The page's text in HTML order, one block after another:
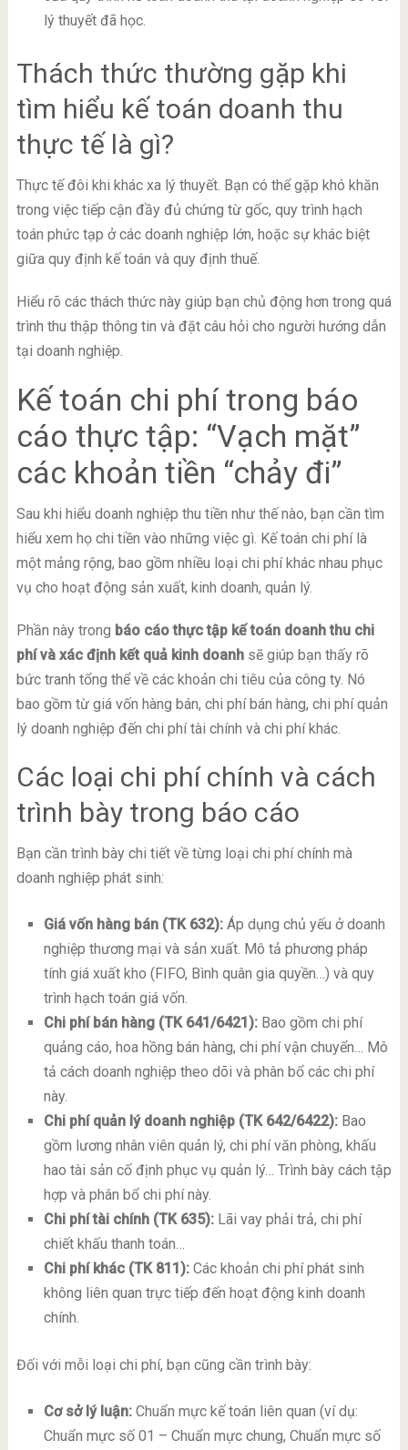
lý thuyết đã học.
Thách thức thường gặp khi
tìm hiểu kế toán doanh thu
thực tế là gì?
Thực tế đôi khi khác xa lý thuyết. Bạn có thể gặp khó khăn
trong việc tiếp cận đầy đủ chứng từ gốc, quy trình hạch
toán phức tạp ở các doanh nghiệp lớn, hoặc sự khác biệt
giữa quy định kế toán và quy định thuế.
Hiểu rõ các thách thức này giúp bạn chủ động hơn trong quá
trình thu thập thông tin và đặt câu hỏi cho người hướng dẫn
tại doanh nghiệp.
Kế toán chi phí trong báo
cáo thực tập: “Vạch mặt”
các khoản tiền “chảy đi”
Sau khi hiểu doanh nghiệp thu tiền như thế nào, bạn cần tìm
hiểu xem họ chi tiền vào những việc gì. Kế toán chi phí là
một mảng rộng, bao gồm nhiều loại chi phí khác nhau phục
vụ cho hoạt động sản xuất, kinh doanh, quản lý.
Phần này trong báo cáo thực tập kế toán doanh thu chi
phí và xác định kết quả kinh doanhsẽ giúp bạn thấy rõ
bức tranh tổng thể về các khoản chi tiêu của công ty. Nó
bao gồm từ giá vốn hàng bán, chi phí bán hàng, chi phí quản
lý doanh nghiệp đến chi phí tài chính và chi phí khác.
Các loại chi phí chính và cách
trình bày trong báo cáo
Bạn cần trình bày chi tiết về từng loại chi phí chính mà
doanh nghiệp phát sinh:
Giá vốn hàng bán (TK 632):Áp dụng chủ yếu ở doanh
nghiệp thương mại và sản xuất. Mô tả phương pháp
tính giá xuất kho (FIFO, Bình quân gia quyền…) và quy
trình hạch toán giá vốn.
Chi phí bán hàng (TK 641/6421):Bao gồm chi phí
quảng cáo, hoa hồng bán hàng, chi phí vận chuyển… Mô
tả cách doanh nghiệp theo dõi và phân bổ các chi phí
này.
Chi phí quản lý doanh nghiệp (TK 642/6422):Bao
gồm lương nhân viên quản lý, chi phí văn phòng, khấu
hao tài sản cố định phục vụ quản lý… Trình bày cách tập
hợp và phân bổ chi phí này.
Chi phí tài chính (TK 635):Lãi vay phải trả, chi phí
chiết khấu thanh toán…
Chi phí khác (TK 811):Các khoản chi phí phát sinh
không liên quan trực tiếp đến hoạt động kinh doanh
chính.
Đối với mỗi loại chi phí, bạn cũng cần trình bày:
Cơ sở lý luận:Chuẩn mực kế toán liên quan (ví dụ:
Chuẩn mực số 01 – Chuẩn mực chung, Chuẩn mực số